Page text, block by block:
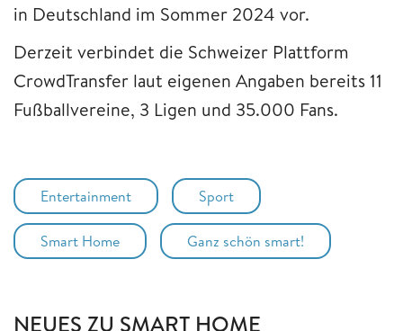
in Deutschland im Sommer 2024 vor.
Derzeit verbindet die Schweizer Plattform
CrowdTransfer laut eigenen Angaben bereits 11
Fußballvereine, 3 Ligen und 35.000 Fans.
Entertainment Sport
Smart Home Ganz schön smart!
NEUES ZU SMART HOME